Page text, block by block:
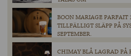
BOON MARIAGE
TILLFÄLLIGT SLÄPP PÅ
SEPTEMBER.
CHIMAY BLÅ LAGRAD PÅ